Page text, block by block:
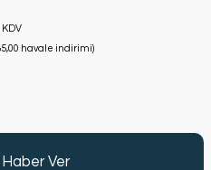
KDV
havale indirimi)
Ver